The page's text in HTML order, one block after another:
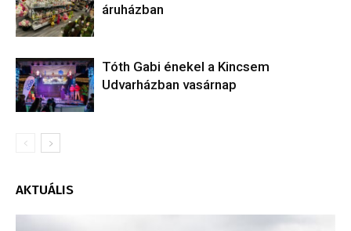
áruházban
Tóth Gabi énekel a Kincsem
Udvarházban vasárnap
AKTUÁLIS